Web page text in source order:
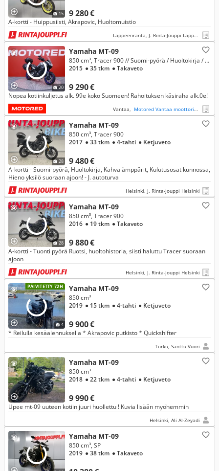
15 9 280 €
A-kortti - Huippusiisti, Akrapovic, Huoltomuistio
Lappeenranta, J. Rinta-Jouppi Lappeenranta
20
Yamaha MT-09
9 290 €
850 cm³, Tracer 900 // Suomi-pyörä / Huoltokirja / ABS / TCS / 3x laukut //
2015 ● 35 tkm ● Takaveto
Nopea kotiinkuljetus alk. 99e koko Suomeen! Rahoituksen käsiraha alk.0e!
Vantaa, Motored Vantaa moottoripyörät
28
Yamaha MT-09
9 480 €
850 cm³, Tracer 900
2017 ● 33 tkm ● 4-tahti ● Ketjuveto
A-kortti - Suomi-pyörä, Huoltokirja, Kahvalämppärit, Kulutusosat kunnossa,
Hieno yksilö suoraan ajoon! - J. autoturva
Helsinki, J. Rinta-Jouppi Helsinki
28
Yamaha MT-09
9 880 €
850 cm³, Tracer 900
2016 ● 19 tkm ● Takaveto
A-kortti - Tuonti pyörä Ruotsi, huoltohistoria, siisti haluttu Tracer suoraan
ajoon
Helsinki, J. Rinta-Jouppi Helsinki
PÄIVITETTY 72H
4
Yamaha MT-09
9 900 €
850 cm³
2019 ● 15 tkm ● 4-tahti ● Ketjuveto
* Reilulla kesäalennuksella * Akrapovic putkisto * Quickshifter
Turku, Santtu Vuori
Yamaha MT-09
9 990 €
850 cm³
2018 ● 22 tkm ● 4-tahti ● Ketjuveto
Upee mt-09 uuteen kotiin juuri huollettu ! Kuvia lisään myöhemmin
Helsinki, Ali Al-Zeyadi
Yamaha MT-09
850 cm³, SP
2019 ● 38 tkm ● Takaveto